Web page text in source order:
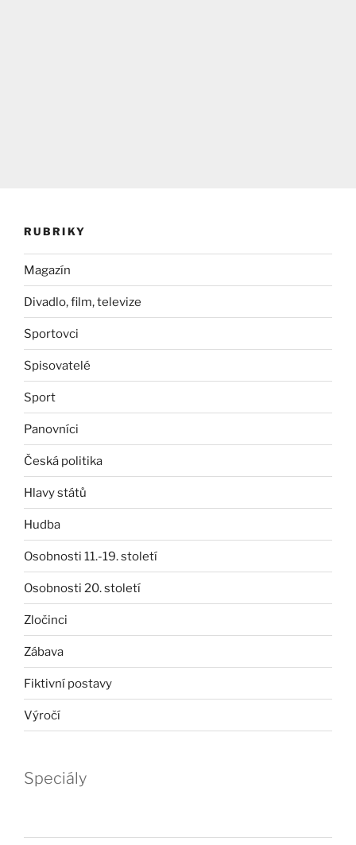
RUBRIKY
Magazín
Divadlo, film, televize
Sportovci
Spisovatelé
Sport
Panovníci
Česká politika
Hlavy států
Hudba
Osobnosti 11.-19. století
Osobnosti 20. století
Zločinci
Zábava
Fiktivní postavy
Výročí
Speciály